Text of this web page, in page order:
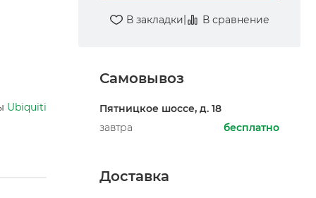
Ubiquiti
В закладки| В сравнение
Самовывоз
Пятницкое шоссе, д. 18
завтра
бесплатно
Доставка